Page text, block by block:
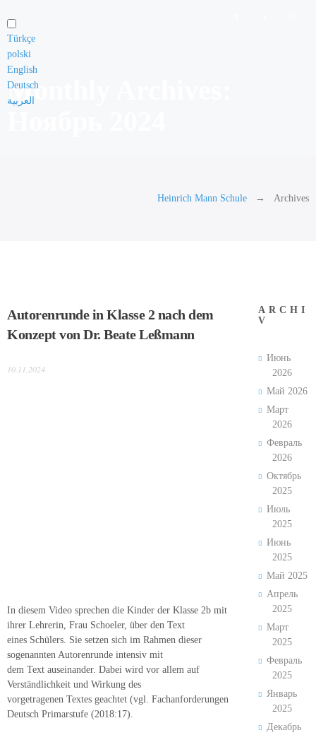
Türkçe
polski
English
Deutsch
العربية
Monthly Archives:
Heinrich Mann Schule Archives
Autorenrunde in Klasse 2 nach dem
Konzept von Dr. Beate Leßmann
10.11.2024
In diesem Video sprechen die Kinder der Klasse 2b mit
ihrer Lehrerin, Frau Schoeler, über den Text
eines Schülers. Sie setzen sich im Rahmen dieser
sogenannten Autorenrunde intensiv mit
dem Text auseinander. Dabei wird vor allem auf
Verständlichkeit und Wirkung des
vorgetragenen Textes geachtet (vgl. Fachanforderungen
Deutsch Primarstufe (2018:17).
ARCHI
V
Июнь
2026
Май 2026
Март
2026
Февраль
2026
Октябрь
2025
Июль
2025
Июнь
2025
Май 2025
Апрель
2025
Март
2025
Февраль
2025
Январь
2025
Декабрь